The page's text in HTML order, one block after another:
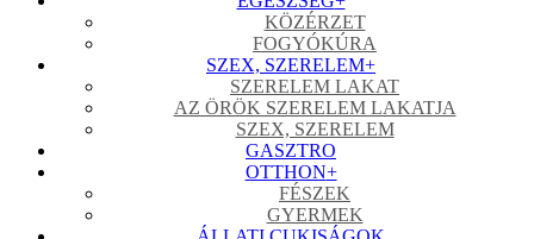
KÖZÉRZET
FOGYÓKÚRA
SZEX, SZERELEM+
SZERELEM LAKAT
AZ ÖRÖK SZERELEM LAKATJA
SZEX, SZERELEM
GASZTRO
OTTHON+
FÉSZEK
GYERMEK